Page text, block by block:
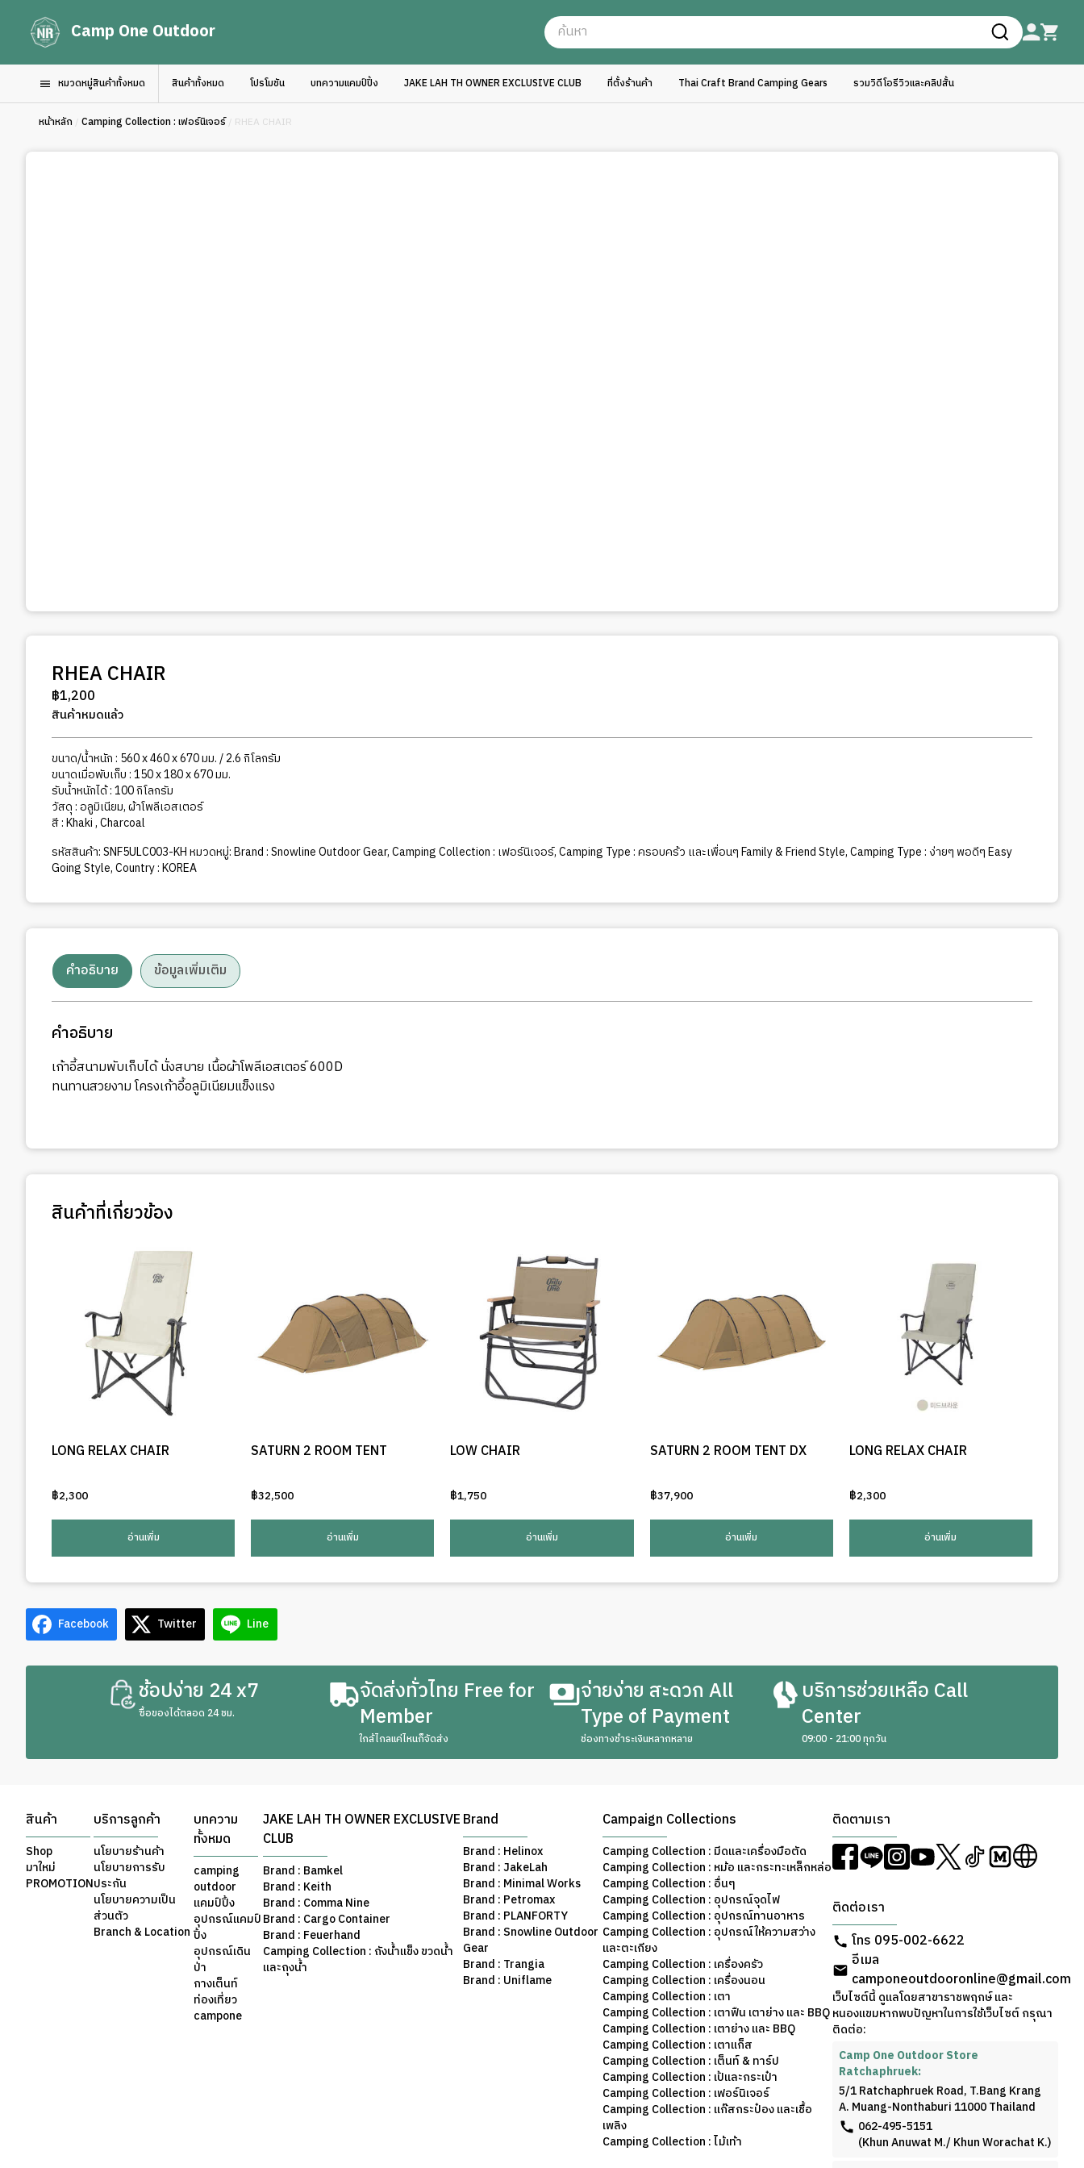
Camp One Outdoor
หมวดหมู่สินค้าทั้งหมด สินค้าทั้งหมด โปรโมชัน บทความแคมป์ปิ้ง JAKE LAH TH OWNER EXCLUSIVE CLUB ที่ตั้งร้านค้า Thai Craft Brand Camping Gears รวมวิดีโอรีวิวและคลิปสั้น
หน้าหลัก / Camping Collection : เฟอร์นิเจอร์/ RHEA CHAIR
RHEA CHAIR
฿1,200
สินค้าหมดแล้ว
ขนาด/น้ำหนัก : 560 x 460 x 670 มม. / 2.6 กิโลกรัม
ขนาดเมื่อพับเก็บ : 150 x 180 x 670 มม.
รับน้ำหนักได้ : 100 กิโลกรัม
วัสดุ : อลูมิเนียม, ผ้าโพลีเอสเตอร์
สี : Khaki , Charcoal
รหัสสินค้า:SNF5ULC003-KHหมวดหมู่:Brand : Snowline Outdoor Gear,Camping Collection : เฟอร์นิเจอร์,Camping Type : ครอบคร้ว และเพื่อนๆ Family & Friend Style,Camping Type : ง่ายๆ พอดีๆ Easy
Going Style,Country : KOREA
คำอธิบาย ข้อมูลเพิ่มเติม
คำอธิบาย
เก้าอี้สนามพับเก็บได้ นั่งสบาย เนื้อผ้าโพลีเอสเตอร์ 600D
ทนทานสวยงาม โครงเก้าอี้อลูมิเนียมแข็งแรง
สินค้าที่เกี่ยวข้อง
LONG RELAX CHAIR
฿2,300
อ่านเพิ่ม
SATURN 2 ROOM TENT
฿32,500
อ่านเพิ่ม
LOW CHAIR
฿1,750
อ่านเพิ่ม
SATURN 2 ROOM TENT DX
฿37,900
อ่านเพิ่ม
LONG RELAX CHAIR
฿2,300
อ่านเพิ่ม
Facebook Twitter Line
ช้อปง่าย 24 x7
ซื้อของได้ตลอด 24 ชม.
จัดส่งทั่วไทย Free for
Member
ใกล้ไกลแค่ไหนก็จัดส่ง
จ่ายง่าย สะดวก All
Type of Payment
ช่องทางชำระเงินหลากหลาย
บริการช่วยเหลือ Call
Center
09:00 - 21:00 ทุกวัน
สินค้า
Shop
มาใหม่
PROMOTION
บริการลูกค้า
นโยบายร้านค้า
นโยบายการรับ
ประกัน
นโยบายความเป็น
ส่วนตัว
Branch & Location
บทความ
ทั้งหมด
camping
outdoor
แคมป์ปิ้ง
อุปกรณ์แคมป์
ปิ้ง
อุปกรณ์เดิน
ป่า
กางเต็นท์
ท่องเที่ยว
campone
JAKE LAH TH OWNER EXCLUSIVE
CLUB
Brand : Bamkel
Brand : Keith
Brand : Comma Nine
Brand : Cargo Container
Brand : Feuerhand
Camping Collection : ถังน้ำแข็ง ขวดน้ำ
และถุงน้ำ
Brand
Brand : Helinox
Brand : JakeLah
Brand : Minimal Works
Brand : Petromax
Brand : PLANFORTY
Brand : Snowline Outdoor
Gear
Brand : Trangia
Brand : Uniflame
Campaign Collections
Camping Collection : มีดและเครื่องมือตัด
Camping Collection : หม้อ และกระทะเหล็กหล่อ
Camping Collection : อื่นๆ
Camping Collection : อุปกรณ์จุดไฟ
Camping Collection : อุปกรณ์ทานอาหาร
Camping Collection : อุปกรณ์ให้ความสว่าง
และตะเกียง
Camping Collection : เครื่องครัว
Camping Collection : เครื่องนอน
Camping Collection : เตา
Camping Collection : เตาฟืน เตาย่าง และ BBQ
Camping Collection : เตาย่าง และ BBQ
Camping Collection : เตาแก็ส
Camping Collection : เต็นท์ & ทาร์ป
Camping Collection : เป้และกระเป๋า
Camping Collection : เฟอร์นิเจอร์
Camping Collection : แก๊สกระป๋อง และเชื้อ
เพลิง
Camping Collection : ไม้เท้า
ติดตามเรา
ติดต่อเรา
โทร 095-002-6622
อีเมล
camponeoutdooronline@gmail.com
เว็บไซต์นี้ ดูแลโดยสาขาราชพฤกษ์ และ
หนองแขมหากพบปัญหาในการใช้เว็บไซต์ กรุณา
ติดต่อ:
Camp One Outdoor Store
Ratchaphruek:
5/1 Ratchaphruek Road, T.Bang Krang
A. Muang-Nonthaburi 11000 Thailand
062-495-5151
(Khun Anuwat M./ Khun Worachat K.)